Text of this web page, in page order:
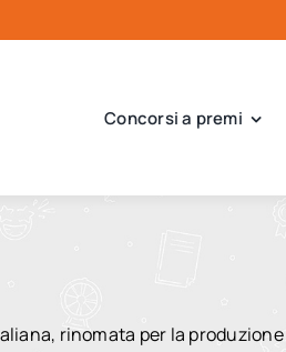
Concorsi a premi
rinomata per la